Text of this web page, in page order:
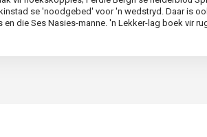
se 'noodgebed' voor 'n wedstryd. Daar is
die Ses Nasies-manne. 'n Lekker-lag boek vir